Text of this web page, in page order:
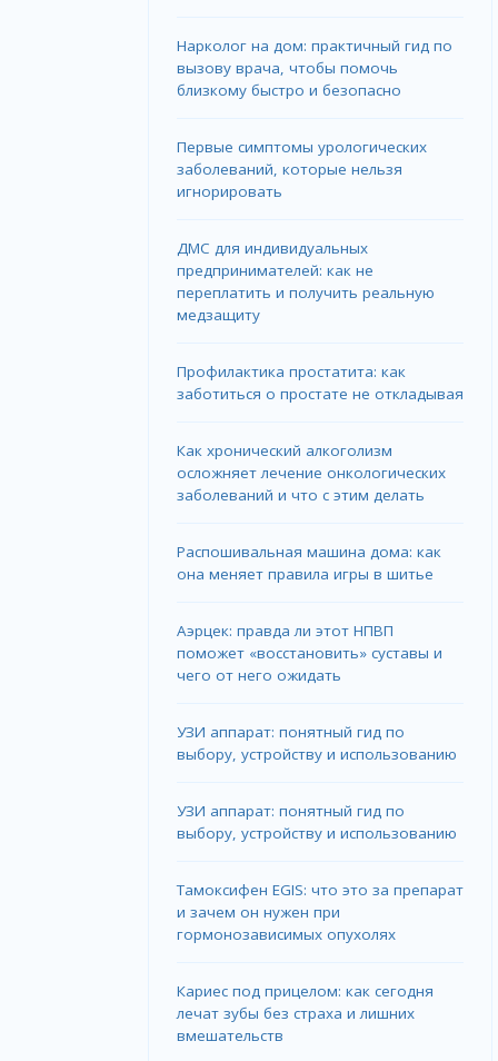
Нарколог на дом: практичный гид по
вызову врача, чтобы помочь
близкому быстро и безопасно
Первые симптомы урологических
заболеваний, которые нельзя
игнорировать
ДМС для индивидуальных
предпринимателей: как не
переплатить и получить реальную
медзащиту
Профилактика простатита: как
заботиться о простате не откладывая
Как хронический алкоголизм
осложняет лечение онкологических
заболеваний и что с этим делать
Распошивальная машина дома: как
она меняет правила игры в шитье
Аэрцек: правда ли этот НПВП
поможет «восстановить» суставы и
чего от него ожидать
УЗИ аппарат: понятный гид по
выбору, устройству и использованию
УЗИ аппарат: понятный гид по
выбору, устройству и использованию
Тамоксифен EGIS: что это за препарат
и зачем он нужен при
гормонозависимых опухолях
Кариес под прицелом: как сегодня
лечат зубы без страха и лишних
вмешательств